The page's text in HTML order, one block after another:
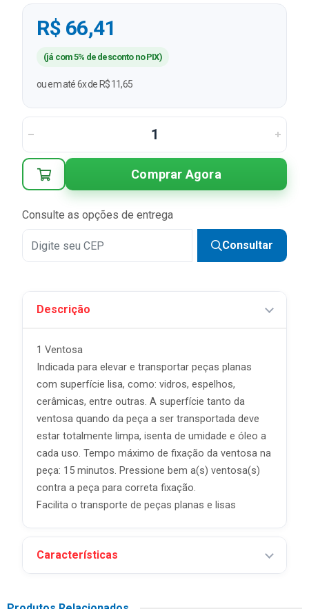
R$ 66,41
(já com 5% de desconto no PIX)
ou em até 6x de R$ 11,65
Comprar Agora
Consulte as opções de entrega
Consultar
Descrição
1 Ventosa
Indicada para elevar e transportar peças planas
com superfície lisa, como: vidros, espelhos,
cerâmicas, entre outras. A superfície tanto da
ventosa quando da peça a ser transportada deve
estar totalmente limpa, isenta de umidade e óleo a
cada uso. Tempo máximo de fixação da ventosa na
peça: 15 minutos. Pressione bem a(s) ventosa(s)
contra a peça para correta fixação.
Facilita o transporte de peças planas e lisas
Características